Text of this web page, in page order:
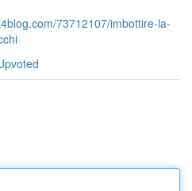
73712107/imbottire-la-